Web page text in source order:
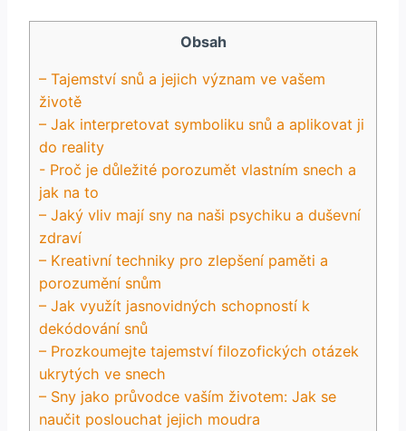
Obsah
– Tajemství snů a jejich význam ve vašem
životě
– Jak interpretovat symboliku snů ‌a aplikovat ji​
do reality
-​ Proč je důležité porozumět vlastním snech a
jak na to
– Jaký vliv mají sny na naši psychiku a duševní
zdraví
– ⁢Kreativní techniky pro zlepšení ‌paměti ⁢a
porozumění snům
– Jak využít jasnovidných schopností k
dekódování snů
– Prozkoumejte tajemství filozofických otázek
ukrytých ve snech
– Sny jako průvodce vaším životem:⁤ Jak se
naučit poslouchat jejich moudra